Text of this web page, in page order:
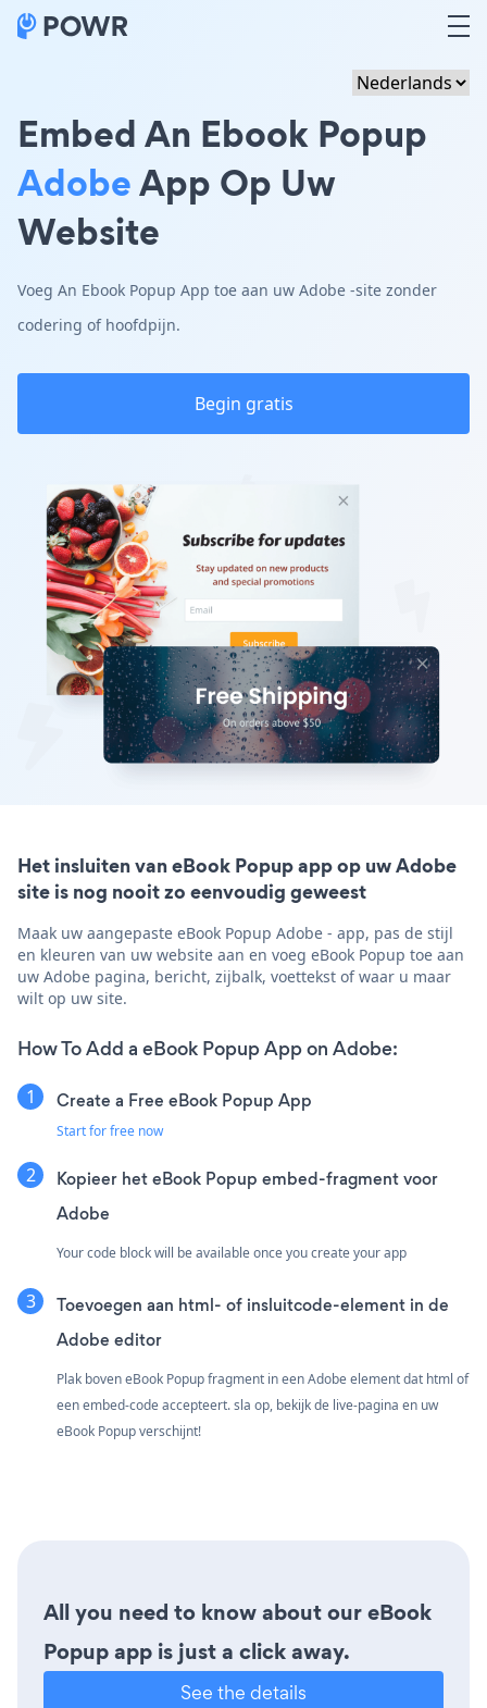
Embed An Ebook Popup
AdobeApp Op Uw
Website
Voeg An Ebook Popup App toe aan uw Adobe -site zonder
codering of hoofdpijn.
Begin gratis
Het insluiten van eBook Popup app op uw Adobe
site is nog nooit zo eenvoudig geweest
Maak uw aangepaste eBook Popup Adobe - app, pas de stijl
en kleuren van uw website aan en voeg eBook Popup toe aan
uw Adobe pagina, bericht, zijbalk, voettekst of waar u maar
wilt op uw site.
How To Add a eBook Popup App on Adobe:
Create a Free eBook Popup App
Start for free now
Kopieer het eBook Popup embed-fragment voor
Adobe
Your code block will be available once you create your app
Toevoegen aan html- of insluitcode-element in de
Adobe editor
Plak boven eBook Popup fragment in een Adobe element dat html of
een embed-code accepteert. sla op, bekijk de live-pagina en uw
eBook Popup verschijnt!
All you need to know about our eBook
Popup app is just a click away.
See the details